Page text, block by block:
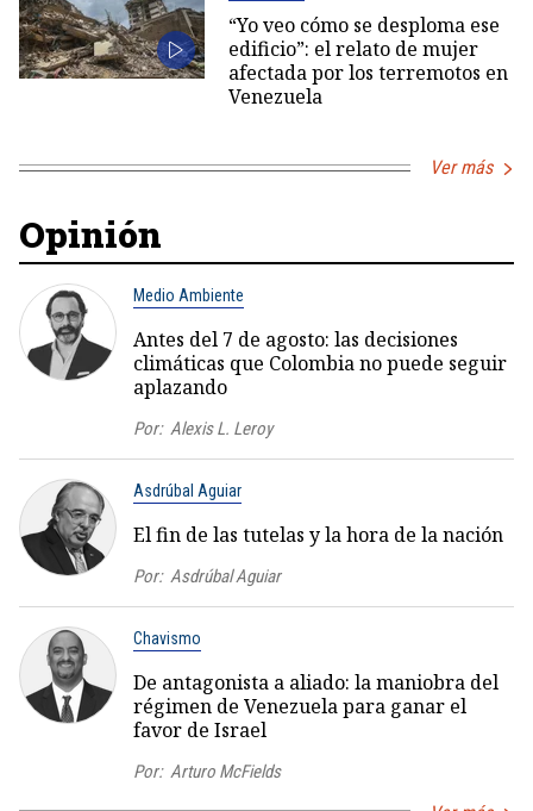
“Yo veo cómo se desploma ese
edificio”: el relato de mujer
afectada por los terremotos en
Venezuela
Ver más
Opinión
Medio Ambiente
Antes del 7 de agosto: las decisiones
climáticas que Colombia no puede seguir
aplazando
Por: Alexis L. Leroy
Asdrúbal Aguiar
El fin de las tutelas y la hora de la nación
Por: Asdrúbal Aguiar
Chavismo
De antagonista a aliado: la maniobra del
régimen de Venezuela para ganar el
favor de Israel
Por: Arturo McFields